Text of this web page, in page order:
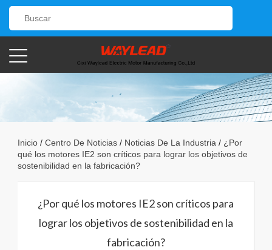
Inicio / Centro De Noticias / Noticias De La Industria / ¿Por
qué los motores IE2 son críticos para lograr los objetivos de
sostenibilidad en la fabricación?
¿Por qué los motores IE2 son críticos para
lograr los objetivos de sostenibilidad en la
fabricación?